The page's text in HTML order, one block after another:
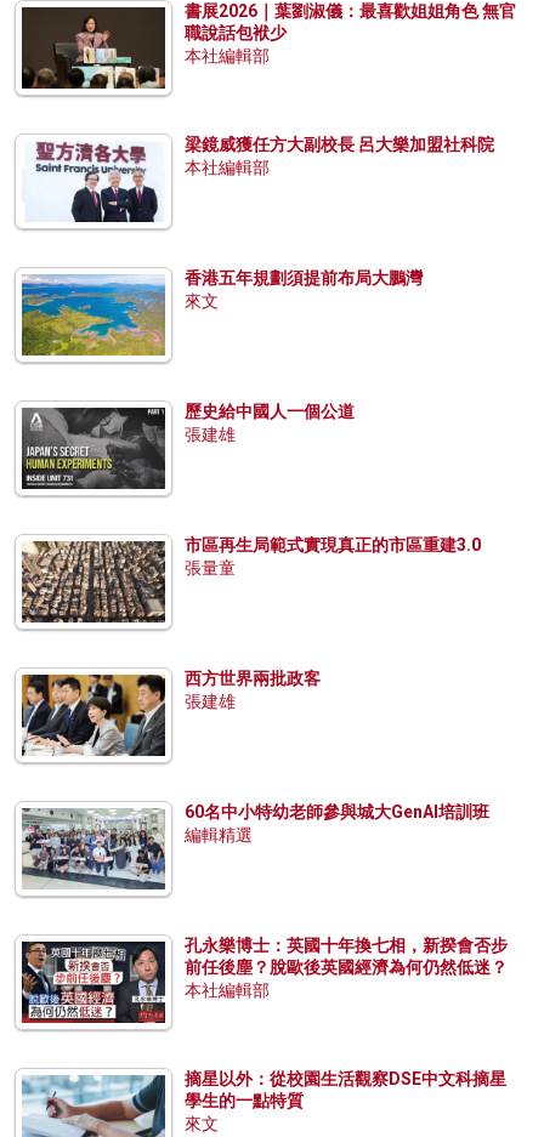
書展2026｜葉劉淑儀：最喜歡姐姐角色 無官
職說話包袱少
本社編輯部
梁鏡威獲任方大副校長 呂大樂加盟社科院
本社編輯部
香港五年規劃須提前布局大鵬灣
來文
歷史給中國人一個公道
張建雄
市區再生局範式實現真正的市區重建3.0
張量童
西方世界兩批政客
張建雄
60名中小特幼老師參與城大GenAI培訓班
編輯精選
孔永樂博士：英國十年換七相，新揆會否步
前任後塵？脫歐後英國經濟為何仍然低迷？
本社編輯部
摘星以外：從校園生活觀察DSE中文科摘星
學生的一點特質
來文